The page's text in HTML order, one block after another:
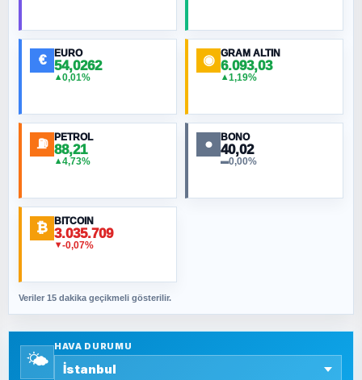
MURAT ÖZKAN
NURETTIN BÖLÜK
ORHAN KILIÇOĞLU
Fahişeye beyinli bir müstevli alçağına
SAVAŞ ŞAHİN
SEYFULLAH ÇİÇEK
€ EURO
54,0262
▲0,01%
◉ GRAM ALTIN
6.093,03
▲1,19%
⛽ PETROL
88,21
▲4,73%
● BONO
40,02
▬0,00%
₿ BITCOIN
3.035.709
▼-0,07%
Veriler 15 dakika geçikmeli gösterilir.
🌤️
HAVA DURUMU